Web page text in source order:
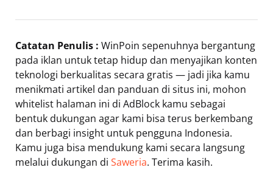
Catatan Penulis : WinPoin sepenuhnya bergantung
pada iklan untuk tetap hidup dan menyajikan konten
teknologi berkualitas secara gratis — jadi jika kamu
menikmati artikel dan panduan di situs ini, mohon
whitelist halaman ini di AdBlock kamu sebagai
bentuk dukungan agar kami bisa terus berkembang
dan berbagi insight untuk pengguna Indonesia.
Kamu juga bisa mendukung kami secara langsung
melalui dukungan di Saweria. Terima kasih.